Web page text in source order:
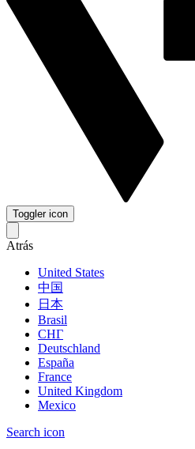
Toggler icon
Atrás
United States
中国
日本
Brasil
СНГ
Deutschland
España
France
United Kingdom
Mexico
Search icon